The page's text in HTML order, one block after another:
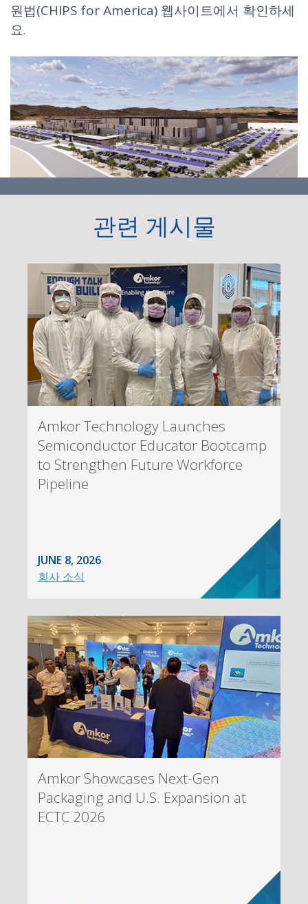
원법(CHIPS for America) 웹사이트에서 확인하세
요.
관련 게시물
Amkor Technology Launches
Semiconductor Educator Bootcamp
to Strengthen Future Workforce
Pipeline
JUNE 8, 2026
회사 소식
Amkor Showcases Next-Gen
Packaging and U.S. Expansion at
ECTC 2026